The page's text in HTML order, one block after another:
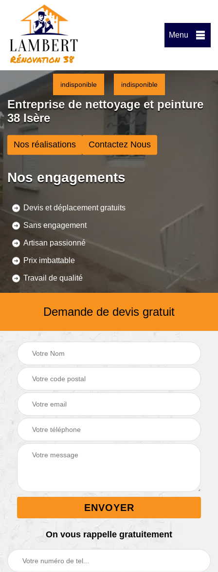
Menu
indisponible indisponible
Entreprise de nettoyage et peinture
38 Isère
Nos réalisations Contactez Nous
Nos engagements
Devis et déplacement gratuits
Sans engagement
Artisan passionné
Prix imbattable
Travail de qualité
Demande de devis gratuit
On vous rappelle gratuitement